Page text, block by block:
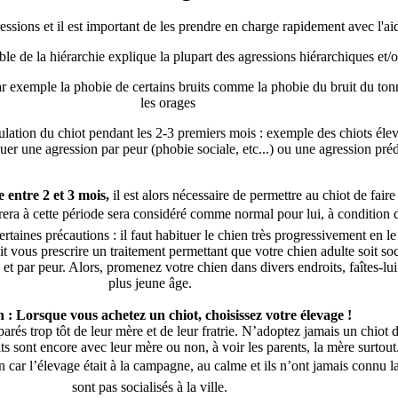
et il est important de les prendre en charge rapidement avec
de la hiérarchie explique la plupart des agressions hiérarchiques et/
la phobie de certains bruits comme la phobie du bruit du
les orages
du chiot pendant les 2-3 premiers mois : exemple des chiots
une agression par peur (phobie sociale, etc...) ou une agression
entre 2 et 3 mois, il est alors nécessaire de permettre au chiot de
à cette période sera considéré comme normal pour lui, à
précautions : il faut habituer le chien très progressivement en
vous prescrire un traitement permettant que votre chien adulte soit
par peur. Alors, promenez votre chien dans divers endroits, faîtes-
plus jeune âge.
: Lorsque vous achetez un chiot, choisissez votre élevage !
trop tôt de leur mère et de leur fratrie. N’adoptez jamais un chiot
sont encore avec leur mère ou non, à voir les parents, la mère
l’élevage était à la campagne, au calme et ils n’ont jamais connu
sont pas socialisés à la ville.